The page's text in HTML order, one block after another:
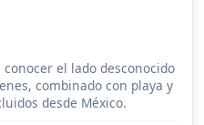
el lado desconocido
combinado con playa y
desde México.